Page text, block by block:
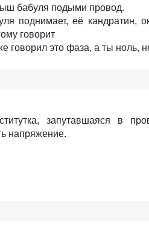
бабуля подыми провод.
поднимает, её кандратин,
говорит
говорил это фаза, а ты ноль,
запутавшаяся в
напряжение.